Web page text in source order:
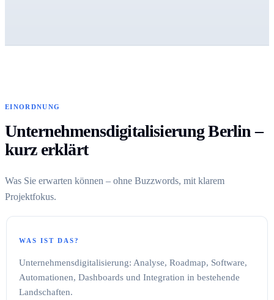
EINORDNUNG
Unternehmensdigitalisierung Berlin –
kurz erklärt
Was Sie erwarten können – ohne Buzzwords, mit klarem
Projektfokus.
WAS IST DAS?
Unternehmensdigitalisierung: Analyse, Roadmap, Software,
Automationen, Dashboards und Integration in bestehende
Landschaften.